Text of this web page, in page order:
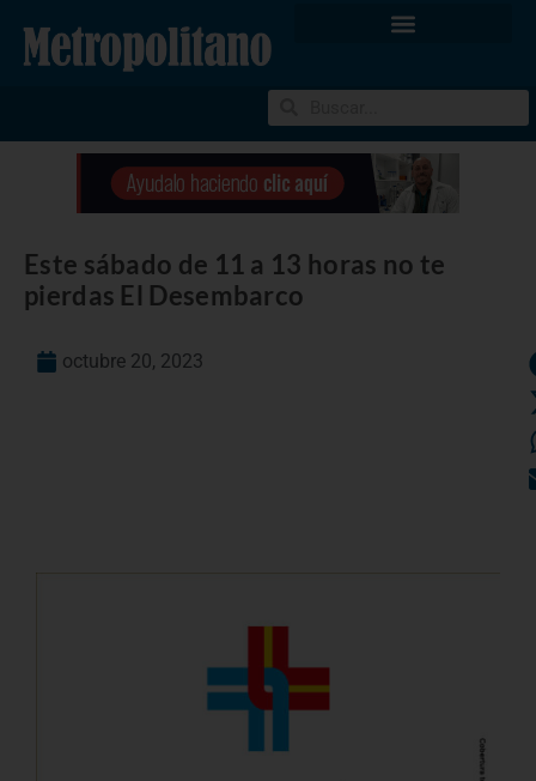
Este sábado de 11 a 13 horas no te
pierdas El Desembarco
octubre 20, 2023